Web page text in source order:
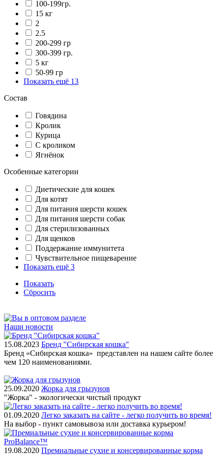
100-199гр.
15 кг
2
2.5
200-299 гр
300-399 гр.
5 кг
50-99 гр
Показать ещё 13
Состав
Говядина
Кролик
Курица
С кроликом
Ягнёнок
Особенные категории
Диетические для кошек
Для котят
Для питания шерсти кошек
Для питания шерсти собак
Для стерилизованных
Для щенков
Поддержание иммунитета
Чувствительное пищеварение
Показать ещё 3
Показать
Сбросить
Наши новости
15.08.2023 Бренд "Сибирская кошка"
Бренд «Сибирская кошка» представлен на нашем сайте более
чем 120 наименованиями.
25.09.2020 Жорка для грызунов
"Жорка" - экологически чистый продукт
01.09.2020 Легко заказать на сайте - легко получить во время!
На выбор - пункт самовывоза или доставка курьером!
19.08.2020 Премиальные сухие и консервированные корма